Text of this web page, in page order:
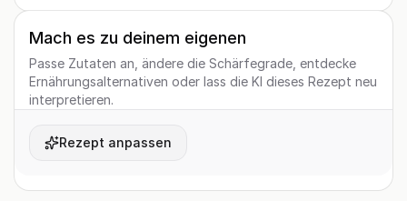
Mach es zu deinem eigenen
Passe Zutaten an, ändere die Schärfegrade, entdecke
Ernährungsalternativen oder lass die KI dieses Rezept neu
interpretieren.
Rezept anpassen